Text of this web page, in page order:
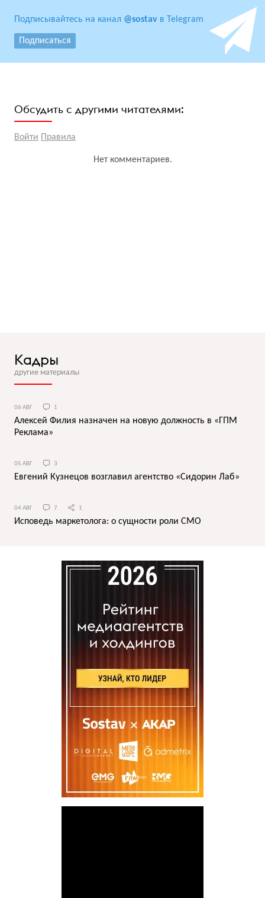
Подписывайтесь на канал @sostav в Telegram
Подписаться
Обсудить с другими читателями:
Войти Правила
Нет комментариев.
Кадры
другие материалы
06 АВГ 1
Алексей Филия назначен на новую должность в «ГПМ
Реклама»
05 АВГ 3
Евгений Кузнецов возглавил агентство «Сидорин Лаб»
04 АВГ 7 1
Исповедь маркетолога: о сущности роли СМО